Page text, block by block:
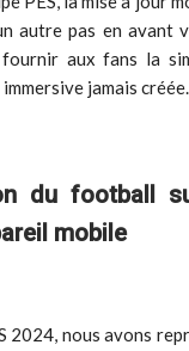
autre pas en avant
aux fans la
jamais créée.
du football
mobile
2024, nous avons